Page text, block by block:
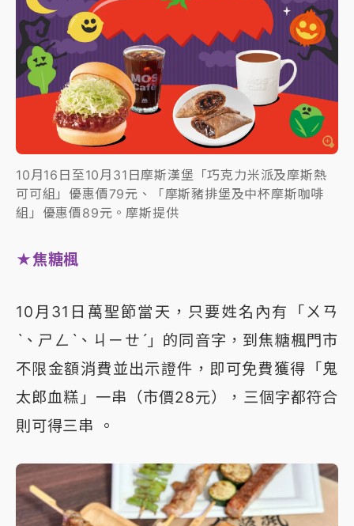
10月16日至10月31日摩斯漢堡「巧克力米派及摩斯熱
可可組」優惠價79元、「摩斯豬排堡及中杯摩斯咖啡
組」優惠價89元。摩斯提供
★焦糖楓
10月31日萬聖節當天，只要姓名內有「ㄨㄢ
ˋ、ㄕㄥˋ、ㄐㄧㄝˊ」的同音字，到焦糖楓門市
不限金額消費並出示證件，即可免費獲得「鬼
太郎血糕」一串（市價28元），三個字都符合
則可得三串 。